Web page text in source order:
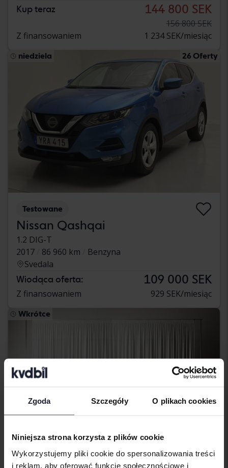
Zgoda Szczegóły O plikach cookies
Niniejsza strona korzysta z plików cookie
Wykorzystujemy pliki cookie do spersonalizowania treści
i reklam, aby oferować funkcje społecznościowe i
Kup teraz 144 800 SEK
156 800 SEK
Z finansowaniem
1 234 SEK/miesiąc
niedziela 26 Oferty
Testowane
Nissan Qashqai
1.2 DIG-T
2017
86 960 km
Benzyna
Svedala
Wiodąca oferta: 109 000 SEK
Z finansowaniem 929 SEK/miesiąc
Wkrótce